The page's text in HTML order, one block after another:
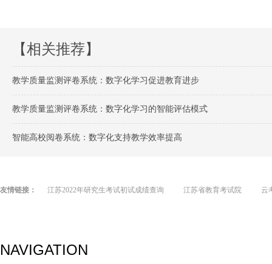
【相关推荐】
教学质量监测评卷系统：数字化学习促进教育进步
教学质量监测评卷系统：数字化学习的智能评估模式
智能高校阅卷系统：数字化支持教学效率提高
友情链接： 江苏2022年研究生考试初试成绩查询 江苏省教育考试院 云
NAVIGATION